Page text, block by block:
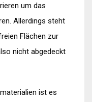
um das
Allerdings steht
Flächen zur
nicht abgedeckt
ist es